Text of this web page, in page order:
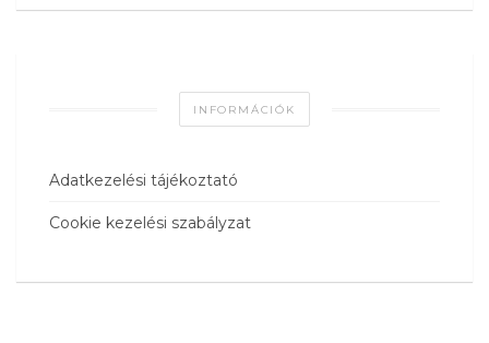
INFORMÁCIÓK
Adatkezelési tájékoztató
Cookie kezelési szabályzat